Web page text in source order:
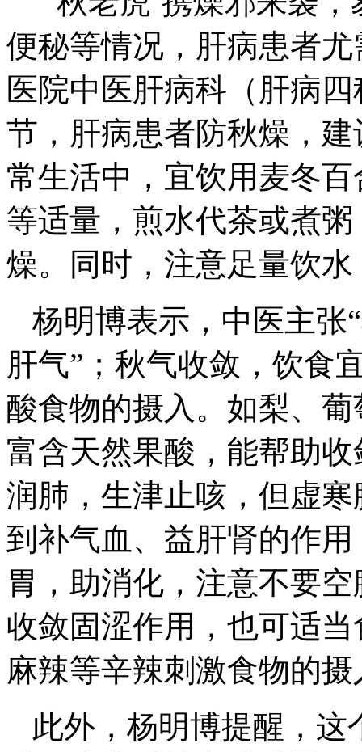
便秘等情况，肝病患者
医院中医肝病科（肝病
节，肝病患者防秋燥，
常生活中，宜饮用麦冬
等适量，煎水代茶或煮
燥。同时，注意足量饮
杨明博表示，中医主张
肝气”；秋气收敛，饮食
酸食物的摄入。如梨、
富含天然果酸，能帮助
润肺，生津止咳，但虚
到补气血、益肝肾的作
胃，助消化，注意不要
收敛固涩作用，也可适
麻辣等辛辣刺激食物的摄
此外，杨明博提醒，